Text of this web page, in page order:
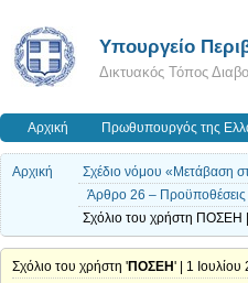
Yπουργείο
Δικτυακός Τόπος
Αρχική Πρωθυπουργός της
Αρχική
Σχέδιο νόμου «Μετάβαση
Άρθρο 26 – Προϋποθέσεις
Σχόλιο του χρήστη ΠΟΣΕΗ
Σχόλιο του χρήστη 'ΠΟΣΕΗ' | 1